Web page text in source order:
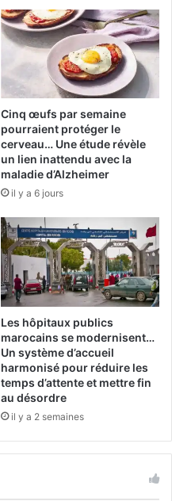
Cinq œufs par semaine
pourraient protéger le
cerveau… Une étude révèle
un lien inattendu avec la
maladie d’Alzheimer
il y a 6 jours
Les hôpitaux publics
marocains se modernisent…
Un système d’accueil
harmonisé pour réduire les
temps d’attente et mettre fin
au désordre
il y a 2 semaines